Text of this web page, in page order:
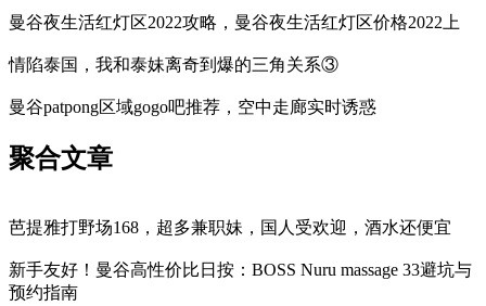
曼谷夜生活红灯区2022攻略，曼谷夜生活红灯区价格2022上
情陷泰国，我和泰妹离奇到爆的三角关系③
曼谷patpong区域gogo吧推荐，空中走廊实时诱惑
聚合文章
芭提雅打野场168，超多兼职妹，国人受欢迎，酒水还便宜
新手友好！曼谷高性价比日按：BOSS Nuru massage 33避坑与
预约指南